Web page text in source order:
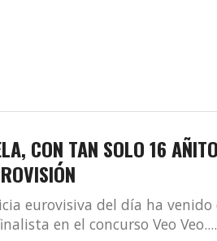
CON TAN SOLO 16
eurovisiva del día ha
en el concurso Veo Veo....